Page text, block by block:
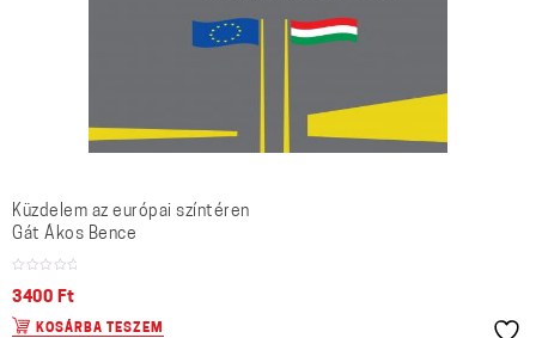
Küzdelem az európai színtéren
Gát Ákos Bence
3400 Ft
KOSÁRBA TESZEM